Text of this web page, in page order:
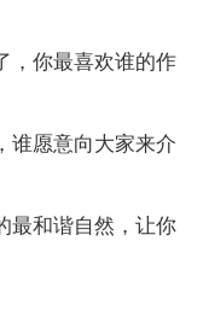
，你最喜欢谁的作
谁愿意向大家来介
最和谐自然，让你